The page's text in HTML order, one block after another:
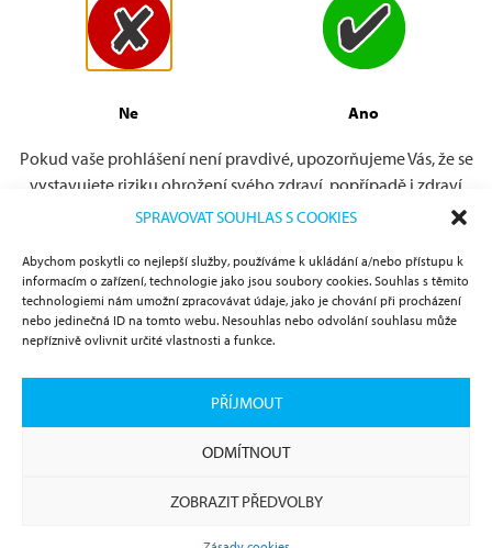
SPRAVOVAT SOUHLAS S COOKIES
Abychom poskytli co nejlepší služby, používáme k ukládání a/nebo přístupu k
informacím o zařízení, technologie jako jsou soubory cookies. Souhlas s těmito
technologiemi nám umožní zpracovávat údaje, jako je chování při procházení
nebo jedinečná ID na tomto webu. Nesouhlas nebo odvolání souhlasu může
nepříznivě ovlivnit určité vlastnosti a funkce.
PŘÍJMOUT
ODMÍTNOUT
ZOBRAZIT PŘEDVOLBY
Informace o přípravku Dymistin jsou uvedeny ZDE
podporuje:
Ne Ano
Pokud vaše prohlášení není pravdivé, upozorňujeme Vás, že se
vystavujete riziku ohrožení svého zdraví, popřípadě i zdraví
dalších osob.